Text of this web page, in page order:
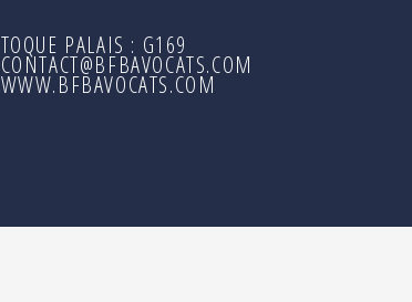
TOQUE PALAIS : G169
CONTACT@BFBAVOCATS.COM
WWW.BFBAVOCATS.COM